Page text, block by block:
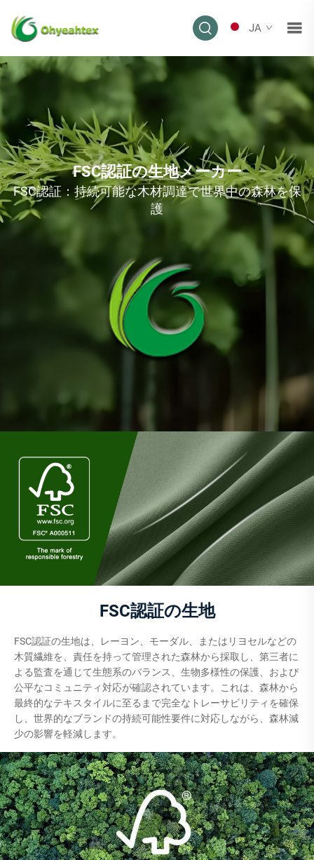
JA
FSC認証の生地メーカー
FSC認証：持続可能な木材調達で世界中の森林を保
護
FSC認証の生地
FSC認証の生地は、レーヨン、モーダル、またはリヨセルなどの
木質繊維を、責任を持って管理された森林から採取し、第三者に
よる監査を通じて生態系のバランス、生物多様性の保護、および
公平なコミュニティ対応が確認されています。これは、森林から
最終的なテキスタイルに至るまで完全なトレーサビリティを確保
し、世界的なブランドの持続可能性要件に対応しながら、森林減
少の影響を軽減します。